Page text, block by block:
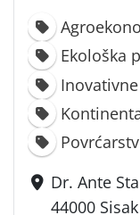
Ekološka
Dr. Ante
44000 Sisak